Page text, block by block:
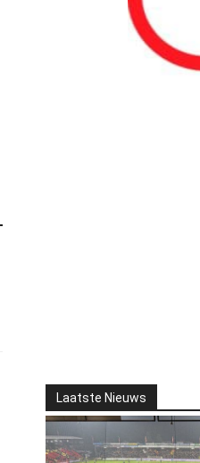
Laatste Nieuws